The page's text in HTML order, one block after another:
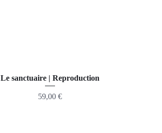
Le sanctuaire | Reproduction
Prix
59,00 €